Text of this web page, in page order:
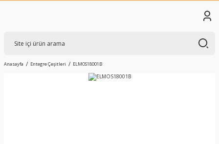
Anasayfa Entegre Çeşitleri ELMOS18001B